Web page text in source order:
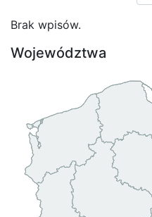
Brak wpisów.
Województwa